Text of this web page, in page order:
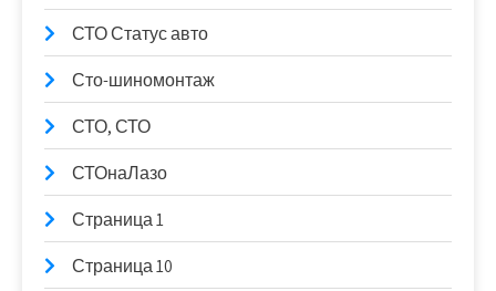
СТО Статус авто
Сто-шиномонтаж
СТО, СТО
СТОнаЛазо
Страница 1
Страница 10